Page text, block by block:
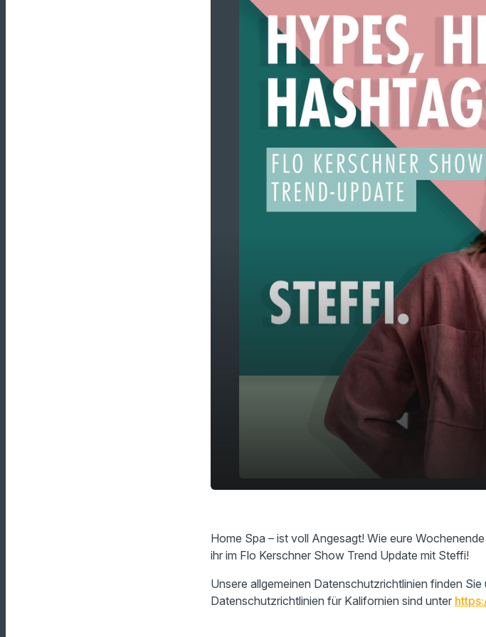
Home Spa – ist voll Angesagt! Wie eure
ihr im Flo Kerschner Show Trend Update mit Steffi!
Unsere allgemeinen Datenschutzrichtlinien finden Sie
Datenschutzrichtlinien für Kalifornien sind unter